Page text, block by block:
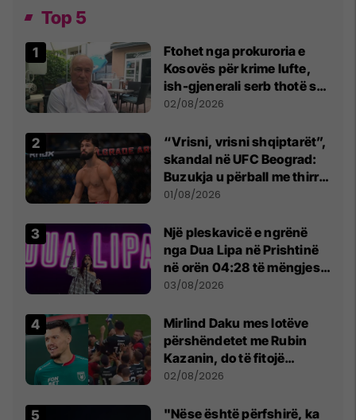
Top 5
Ftohet nga prokuroria e
Kosovës për krime lufte,
ish-gjenerali serb thotë se
dikush e tradhtoi në
02/08/2026
“Vrisni, vrisni shqiptarët”,
skandal në UFC Beograd:
Buzukja u përball me thirrje
anti-shqiptare nga
01/08/2026
Një pleskavicë e ngrënë
nga Dua Lipa në Prishtinë
në orën 04:28 të mëngjesit
- dhe bota digjitale serbe
03/08/2026
Mirlind Daku mes lotëve
përshëndetet me Rubin
Kazanin, do të fitojë
miliona te Spartak Moska
02/08/2026
"Nëse është përfshirë, ka